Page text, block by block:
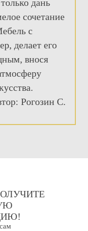
дань
сочетание
с
делает его
внося
Рогозин С.